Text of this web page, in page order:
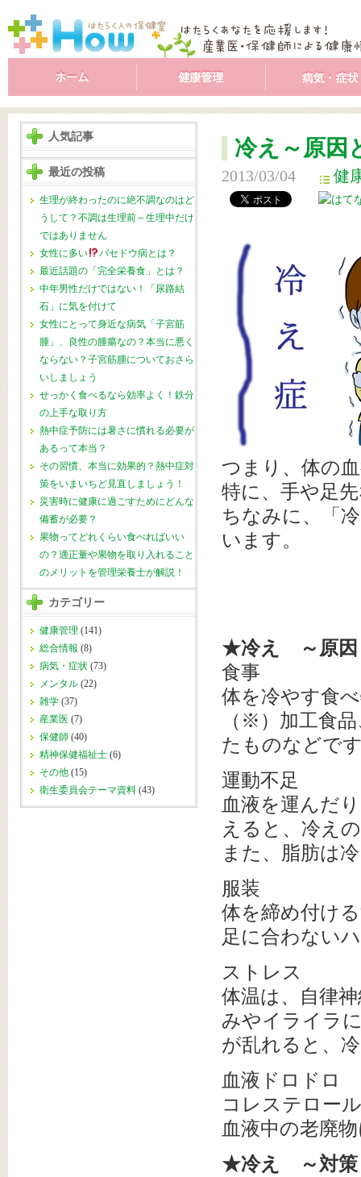
人気記事
最近の投稿
生理が終わったのに絶不調なのはど
うして？不調は生理前～生理中だけ
ではありません
女性に多い
バセドウ病とは？
最近話題の「完全栄養食」とは？
中年男性だけではない！「尿路結
石」に気を付けて
女性にとって身近な病気「子宮筋
腫」、良性の腫瘍なの？本当に悪く
ならない？子宮筋腫についておさら
いしましょう
せっかく食べるなら効率よく！鉄分
の上手な取り方
熱中症予防には暑さに慣れる必要が
あるって本当？
その習慣、本当に効果的？熱中症対
策をいまいちど見直しましょう！
災害時に健康に過ごすためにどんな
備蓄が必要？
果物ってどれくらい食べればいい
の？適正量や果物を取り入れること
のメリットを管理栄養士が解説！
カテゴリー
健康管理 (141)
総合情報 (8)
病気・症状 (73)
メンタル (22)
雑学 (37)
産業医 (7)
保健師 (40)
精神保健福祉士 (6)
その他 (15)
衛生委員会テーマ資料 (43)
冷え～原因
2013/03/04 健
つまり、体の
特に、手や足
ちなみに、「
います。
★冷え ～原因
食事
体を冷やす食
（※）加工食
たものなどで
運動不足
血液を運んだ
えると、冷え
また、脂肪は
服装
体を締め付け
足に合わない
ストレス
体温は、自律
みやイライラ
が乱れると、
血液ドロドロ
コレステロー
血液中の老廃
★冷え ～対策